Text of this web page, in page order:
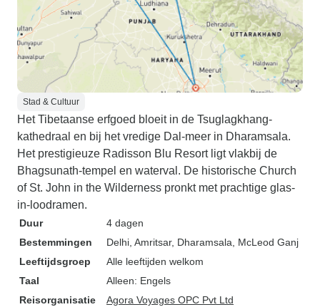
Stad & Cultuur
Het Tibetaanse erfgoed bloeit in de Tsuglagkhang-
kathedraal en bij het vredige Dal-meer in Dharamsala.
Het prestigieuze Radisson Blu Resort ligt vlakbij de
Bhagsunath-tempel en waterval. De historische Church
of St. John in the Wilderness pronkt met prachtige glas-
in-loodramen.
Duur
4 dagen
Bestemmingen
Delhi , Amritsar, Dharamsala , McLeod Ganj
Leeftijdsgroep
Alle leeftijden welkom
Taal
Alleen: Engels
Reisorganisatie
Agora Voyages OPC Pvt Ltd